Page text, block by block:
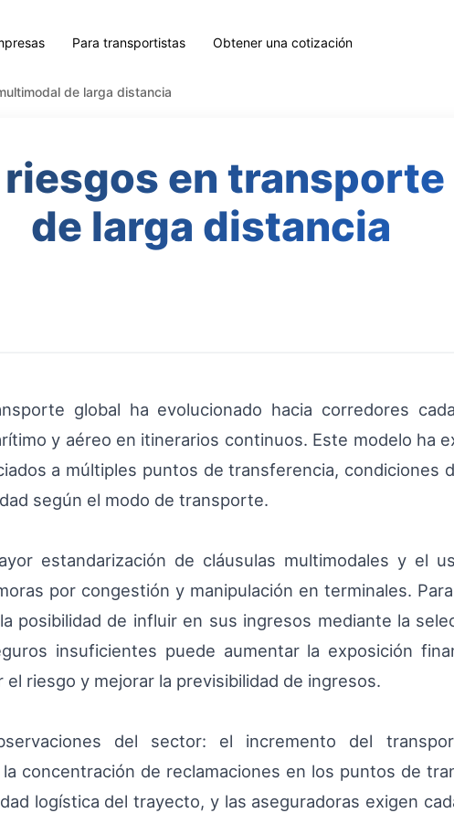
Para transportistas Obtener una cotización
de larga distancia
en
de larga distancia
global ha evolucionado hacia corredores
y aéreo en itinerarios continuos. Este modelo ha
a múltiples puntos de transferencia, condiciones
según el modo de transporte.
estandarización de cláusulas multimodales y el
por congestión y manipulación en terminales.
posibilidad de influir en sus ingresos mediante la
insuficientes puede aumentar la exposición
riesgo y mejorar la previsibilidad de ingresos.
del sector: el incremento del
concentración de reclamaciones en los puntos de
logística del trayecto, y las aseguradoras exigen